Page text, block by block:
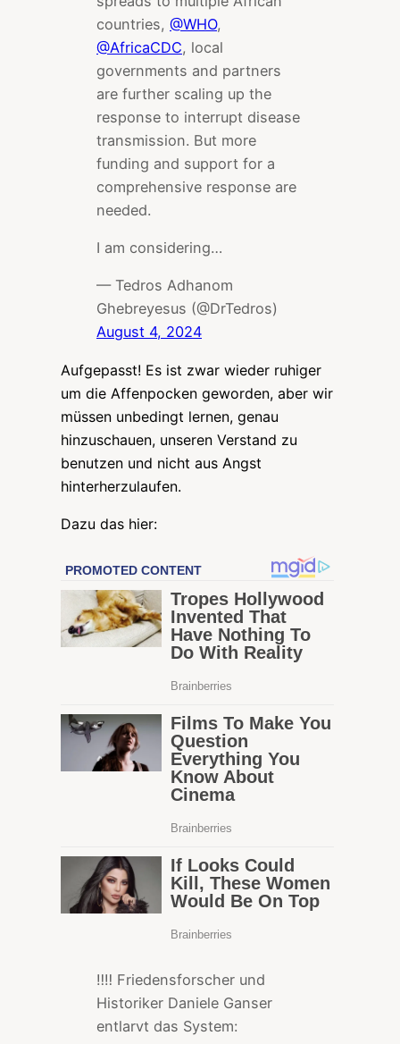
countries, @WHO,
@AfricaCDC, local
governments and partners
are further scaling up the
response to interrupt disease
transmission. But more
funding and support for a
comprehensive response are
needed.
I am considering…
— Tedros Adhanom
Ghebreyesus (@DrTedros)
August 4, 2024
Aufgepasst! Es ist zwar wieder ruhiger
um die Affenpocken geworden, aber wir
müssen unbedingt lernen, genau
hinzuschauen, unseren Verstand zu
benutzen und nicht aus Angst
hinterherzulaufen.
Dazu das hier:
‼️‼️ Friedensforscher und
Historiker Daniele Ganser
entlarvt das System: